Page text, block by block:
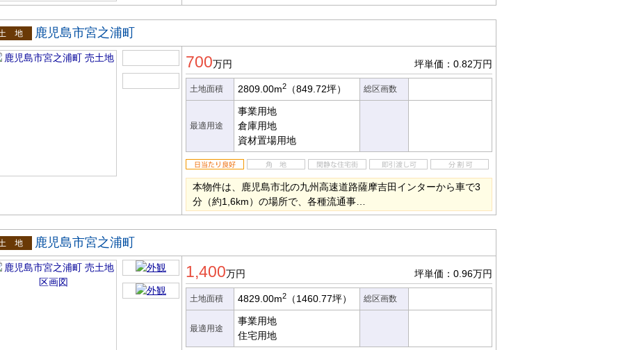
地
鹿児島市宮之浦町
700万円 坪単価：0.82万円
土地面積 2809.00m2 （849.72坪） 総区画数
最適用途
事業用地
倉庫用地
資材置場用地
本物件は、鹿児島市北の九州高速道路薩摩吉田インターから車で3
分（約1,6km）の場所で、各種流通事…
地
鹿児島市宮之浦町
1,400万円 坪単価：0.96万円
土地面積 4829.00m2 （1460.77坪） 総区画数
最適用途
事業用地
住宅用地